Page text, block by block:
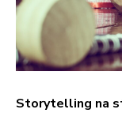
Storytelling na